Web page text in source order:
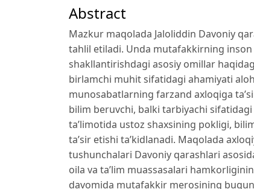
Abstract
Mazkur maqolada Jaloliddin Davoniy
tahlil etiladi. Unda mutafakkirning
shakllantirishdagi asosiy omillar
birlamchi muhit sifatidagi ahamiyati
munosabatlarning farzand axloqiga
bilim beruvchi, balki tarbiyachi
ta’limotida ustoz shaxsining pokligi,
ta’sir etishi ta’kidlanadi. Maqolada
tushunchalari Davoniy qarashlari
oila va ta’lim muassasalari
davomida mutafakkir merosining